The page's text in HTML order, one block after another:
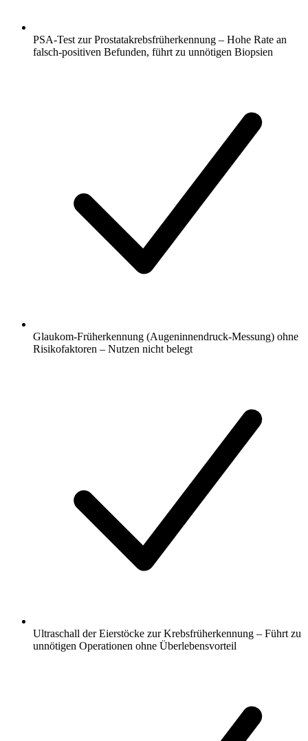
PSA-Test zur Prostatakrebsfrüherkennung – Hohe Rate an
falsch-positiven Befunden, führt zu unnötigen Biopsien
Glaukom-Früherkennung (Augeninnendruck-Messung) ohne
Risikofaktoren – Nutzen nicht belegt
Ultraschall der Eierstöcke zur Krebsfrüherkennung – Führt zu
unnötigen Operationen ohne Überlebensvorteil